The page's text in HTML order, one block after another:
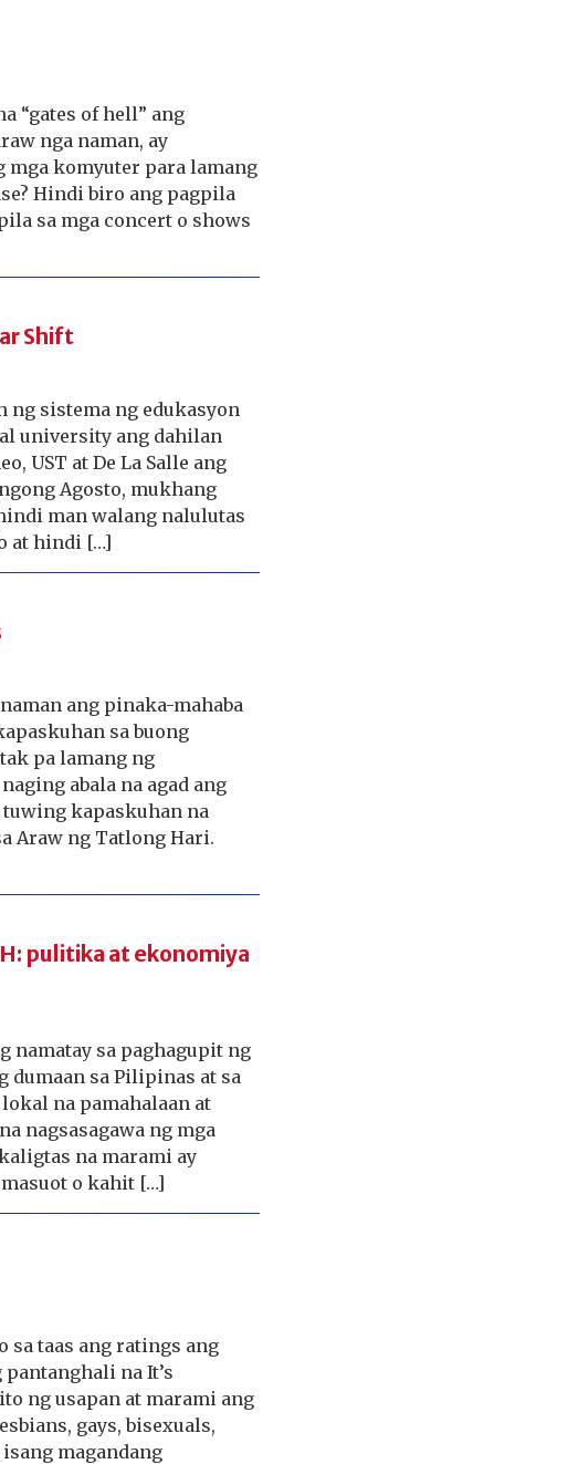
“gates of hell” ang
nga naman, ay
mga komyuter para lamang
Hindi biro ang pagpila
sa mga concert o shows
Shift
ng sistema ng edukasyon
university ang dahilan
UST at De La Salle ang
Agosto, mukhang
man walang nalulutas
at hindi […]
ang pinaka-mahaba
sa buong
pa lamang ng
abala na agad ang
kapaskuhan na
Araw ng Tatlong Hari.
pulitika at ekonomiya
namatay sa paghagupit ng
dumaan sa Pilipinas at sa
na pamahalaan at
nagsasagawa ng mga
na marami ay
o kahit […]
sa taas ang ratings ang
na It’s
ng usapan at marami ang
gays, bisexuals,
magandang